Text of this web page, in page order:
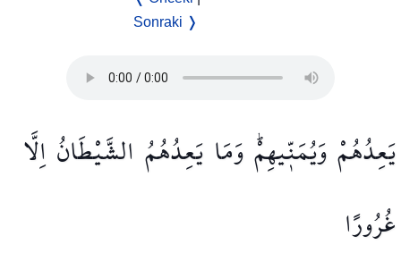
Sonraki ❭
يَعِدُهُمْوَيُمَنّ۪يهِمْۜوَمَا يَعِدُهُمُ الشَّيْطَانُاِلَّا
غُرُورًا